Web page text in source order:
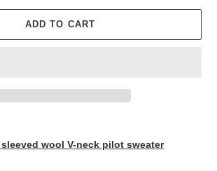
ADD TO CART
wool V-neck pilot sweater